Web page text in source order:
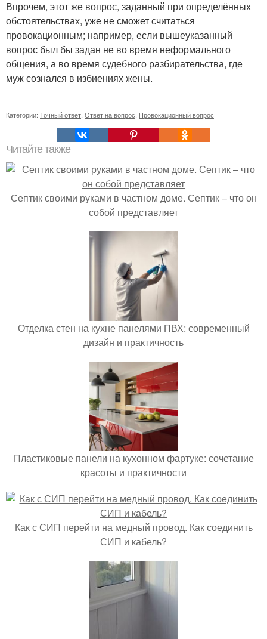
Впрочем, этот же вопрос, заданный при определённых
обстоятельствах, уже не сможет считаться
провокационным; например, если вышеуказанный
вопрос был бы задан не во время неформального
общения, а во время судебного разбирательства, где
муж сознался в избиениях жены.
Категории: Точный ответ Ответ на вопрос Провокационный вопрос
Читайте также
Септик своими руками в частном доме. Септик – что он
собой представляет
Отделка стен на кухне панелями ПВХ: современный
дизайн и практичность
Пластиковые панели на кухонном фартуке: сочетание
красоты и практичности
Как с СИП перейти на медный провод. Как соединить
СИП и кабель?